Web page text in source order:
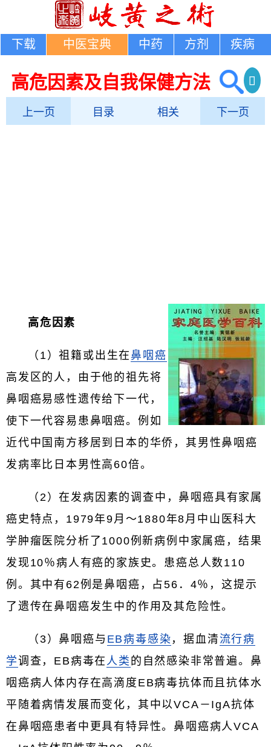
下载 中医宝典 中药 方剂 疾病
高危因素及自我保健方法
上一页 目录 相关 下一页
高危因素
（1）祖籍或出生在 鼻咽癌
高发区的人，由于他的祖先将
鼻咽癌易感性遗传给下一代，
使下一代容易患鼻咽癌。例如
近代中国南方移居到日本的华侨，其男性鼻咽癌
发病率比日本男性高60倍。
（2）在发病因素的调查中，鼻咽癌具有家属
癌史特点，1979年9月～1880年8月中山医科大
学肿瘤医院分析了1000例新病例中家属癌，结果
发现10％病人有癌的家族史。患癌总人数110
例。其中有62例是鼻咽癌，占56．4％，这提示
了遗传在鼻咽癌发生中的作用及其危险性。
（3）鼻咽癌与 EB病毒感染 ，据血清 流行病
学调查，EB病毒在 人类 的自然感染非常普遍。鼻
咽癌病人体内存在高滴度EB病毒抗体而且抗体水
平随着病情发展而变化，其中以VCA－IgA抗体
在鼻咽癌患者中更具有特异性。鼻咽癌病人VCA